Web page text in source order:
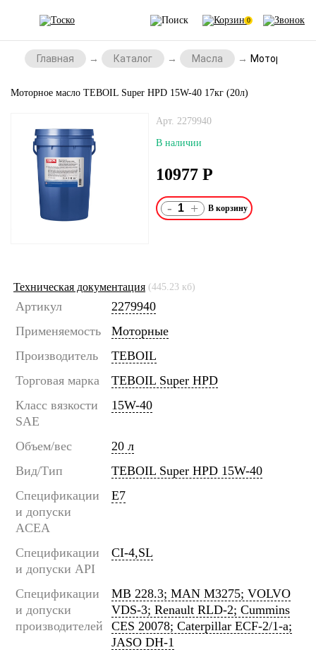
0
Главная Каталог Масла Моторное
Моторное масло TEBOIL Super HPD 15W-40 17кг (20л)
Арт. 2279940
В наличии
10977 Р
- +
Техническая документация (445.23 кб)
Артикул
2279940
Применяемость
Моторные
Производитель
TEBOIL
Торговая марка
TEBOIL Super HPD
Класс вязкости
SAE
15W-40
Объем/вес
20 л
Вид/Тип
TEBOIL Super HPD 15W-40
Спецификации
и допуски
ACEA
E7
Спецификации
и допуски API
CI-4,SL
Спецификации
и допуски
производителей
MB 228.3; MAN M3275; VOLVO
VDS-3; Renault RLD-2; Cummins
CES 20078; Caterpillar ECF-2/1-a;
JASO DH-1